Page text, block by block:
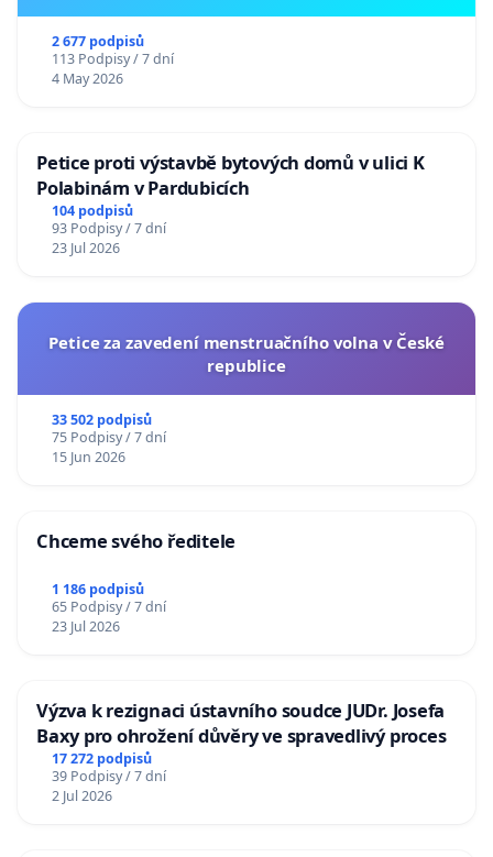
2 677 podpisů
113 Podpisy / 7 dní
4 May 2026
Petice proti výstavbě bytových domů v ulici K
Polabinám v Pardubicích
104 podpisů
93 Podpisy / 7 dní
23 Jul 2026
Petice za zavedení menstruačního volna v České
republice
33 502 podpisů
75 Podpisy / 7 dní
15 Jun 2026
Chceme svého ředitele
1 186 podpisů
65 Podpisy / 7 dní
23 Jul 2026
Výzva k rezignaci ústavního soudce JUDr. Josefa
Baxy pro ohrožení důvěry ve spravedlivý proces
17 272 podpisů
39 Podpisy / 7 dní
2 Jul 2026